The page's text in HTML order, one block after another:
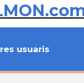
usuaris